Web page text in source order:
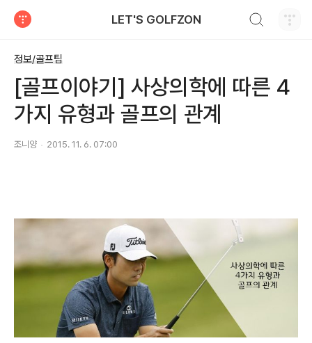
LET'S GOLFZON
정보/골프팁
[골프이야기] 사상의학에 따른 4
가지 유형과 골프의 관계
조니양 2015. 11. 6. 07:00